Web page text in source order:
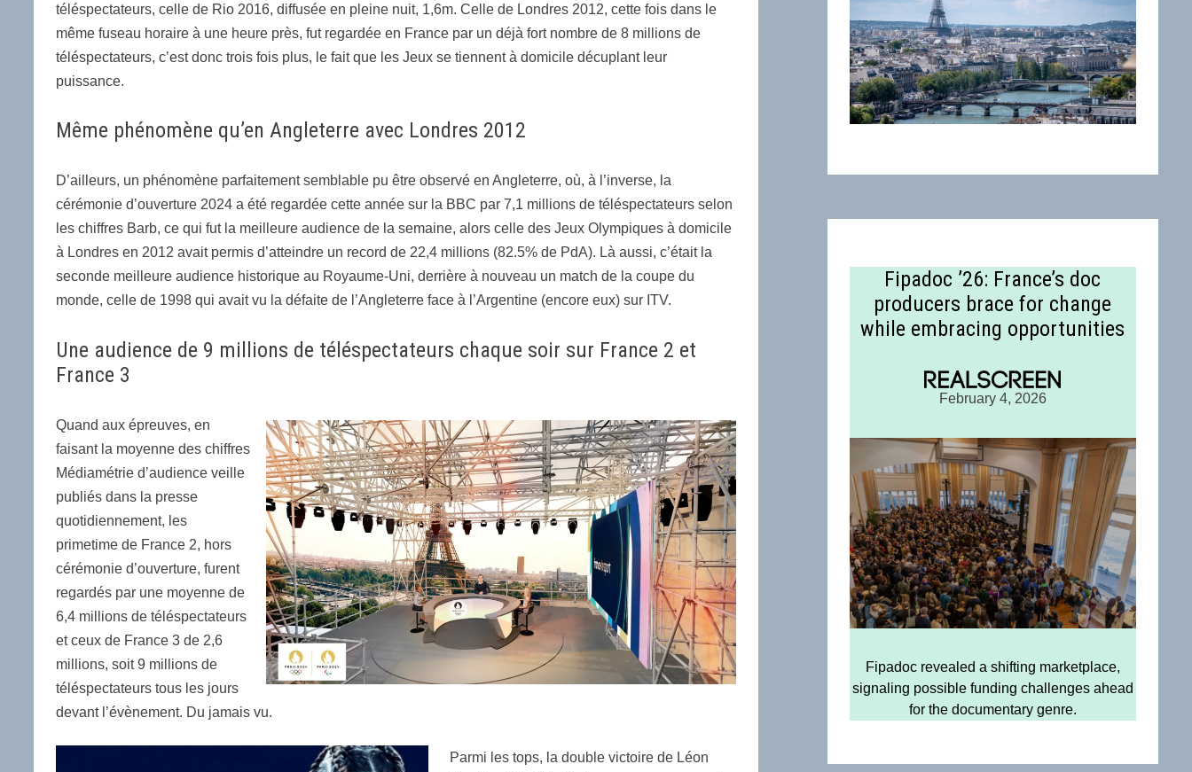
téléspectateurs, celle de Rio 2016, diffusée en pleine nuit, 1,6m. Celle de Londres 2012, cette fois dans le
même fuseau horaire à une heure près, fut regardée en France par un déjà fort nombre de 8 millions de
téléspectateurs, c’est donc trois fois plus, le fait que les Jeux se tiennent à domicile décuplant leur
puissance.
Même phénomène qu’en Angleterre avec Londres 2012
D’ailleurs, un phénomène parfaitement semblable pu être observé en Angleterre, où, à l’inverse, la
cérémonie d’ouverture 2024 a été regardée cette année sur la BBC par 7,1 millions de téléspectateurs selon
les chiffres Barb, ce qui fut la meilleure audience de la semaine, alors celle des Jeux Olympiques à domicile
à Londres en 2012 avait permis d’atteindre un record de 22,4 millions (82.5% de PdA). Là aussi, c’était la
seconde meilleure audience historique au Royaume-Uni, derrière à nouveau un match de la coupe du
monde, celle de 1998 qui avait vu la défaite de l’Angleterre face à l’Argentine (encore eux) sur ITV.
Une audience de 9 millions de téléspectateurs chaque soir sur France 2 et
France 3
Quand aux épreuves, en
faisant la moyenne des chiffres
Médiamétrie d’audience veille
publiés dans la presse
quotidiennement, les
primetime de France 2, hors
cérémonie d’ouverture, furent
regardés par une moyenne de
6,4 millions de téléspectateurs
et ceux de France 3 de 2,6
millions, soit 9 millions de
téléspectateurs tous les jours
devant l’évènement. Du jamais vu.
Parmi les tops, la double victoire de Léon
Fipadoc ’26: France’s doc
producers brace for change
while embracing opportunities
February 4, 2026
Fipadoc revealed a shifting marketplace,
signaling possible funding challenges ahead
for the documentary genre.